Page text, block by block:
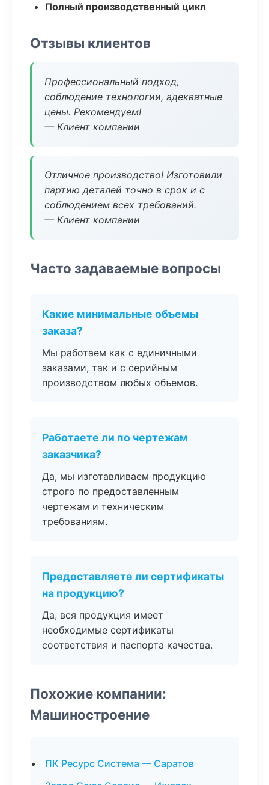
Полный производственный цикл
Отзывы клиентов
Профессиональный подход,
соблюдение технологии, адекватные
цены. Рекомендуем!
— Клиент компании
Отличное производство! Изготовили
партию деталей точно в срок и с
соблюдением всех требований.
— Клиент компании
Часто задаваемые вопросы
Какие минимальные объемы
заказа?
Мы работаем как с единичными
заказами, так и с серийным
производством любых объемов.
Работаете ли по чертежам
заказчика?
Да, мы изготавливаем продукцию
строго по предоставленным
чертежам и техническим
требованиям.
Предоставляете ли сертификаты
на продукцию?
Да, вся продукция имеет
необходимые сертификаты
соответствия и паспорта качества.
Похожие компании:
Машиностроение
ПК Ресурс Система — Саратов